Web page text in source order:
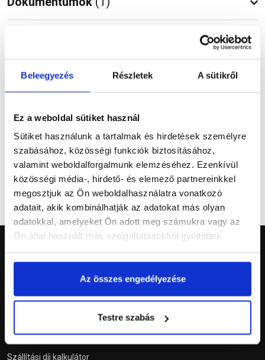
Beleegyezés Részletek A sütikről
Ez a weboldal sütiket használ
Sütiket használunk a tartalmak és hirdetések személyre
szabásához, közösségi funkciók biztosításához,
valamint weboldalforgalmunk elemzéséhez. Ezenkívül
közösségi média-, hirdető- és elemező partnereinkkel
megosztjuk az Ön weboldalhasználatra vonatkozó
adatait, akik kombinálhatják az adatokat más olyan
adatokkal, amelyeket Ön adott meg számukra vagy az
Ön által használt más szolgáltatásokból gyűjtöttek.
Az összes engedélyezése
Testre szabás
Kérdések és válaszok
Tetőablak konfigurátor
Szállítási díj kalkulátor